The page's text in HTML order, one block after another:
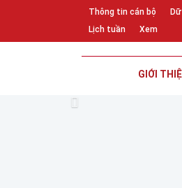
Thông tin cán bộ
Lịch tuần
Xem
GIỚI
Previous